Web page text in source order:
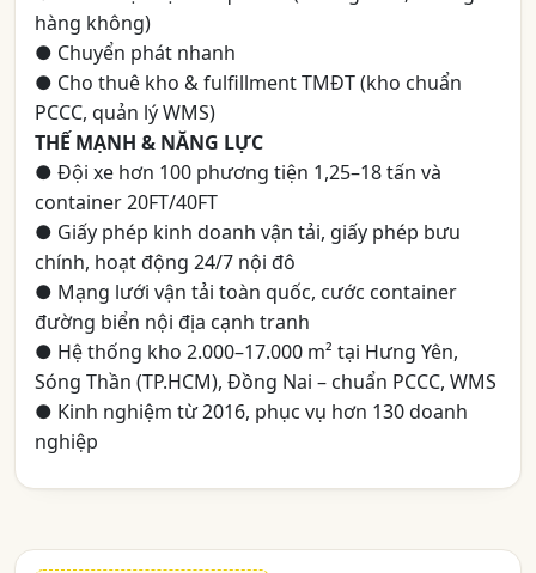
hàng không)
● Chuyển phát nhanh
● Cho thuê kho & fulfillment TMĐT (kho chuẩn
PCCC, quản lý WMS)
THẾ MẠNH & NĂNG LỰC
● Đội xe hơn 100 phương tiện 1,25–18 tấn và
container 20FT/40FT
● Giấy phép kinh doanh vận tải, giấy phép bưu
chính, hoạt động 24/7 nội đô
● Mạng lưới vận tải toàn quốc, cước container
đường biển nội địa cạnh tranh
● Hệ thống kho 2.000–17.000 m² tại Hưng Yên,
Sóng Thần (TP.HCM), Đồng Nai – chuẩn PCCC, WMS
● Kinh nghiệm từ 2016, phục vụ hơn 130 doanh
nghiệp